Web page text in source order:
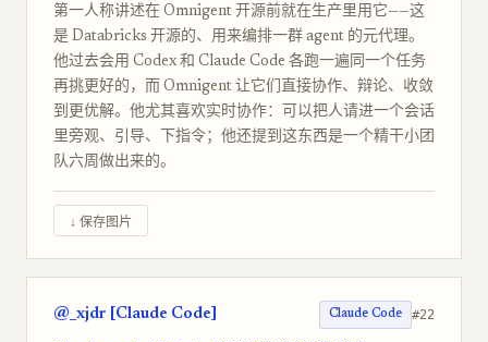
第一人称讲述在 Omnigent 开源前就在生产里用它——这
是 Databricks 开源的、用来编排一群 agent 的元代理。
他过去会用 Codex 和 Claude Code 各跑一遍同一个任务
再挑更好的，而 Omnigent 让它们直接协作、辩论、收敛
到更优解。他尤其喜欢实时协作：可以把人请进一个会话
里旁观、引导、下指令；他还提到这东西是一个精干小团
队六周做出来的。
↓ 保存图片
@_xjdr [Claude Code] Claude Code #22